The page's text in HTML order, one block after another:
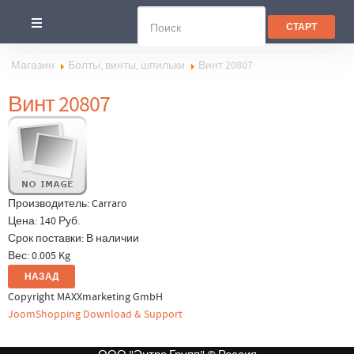
Магазин Болты, винты, шпильки Винт 20807
Винт 20807
Производитель:Carraro
Цена: 140 Руб.
Срок поставки: В наличии
Вес:0.005 Kg
Copyright MAXXmarketing GmbH
JoomShopping Download & Support